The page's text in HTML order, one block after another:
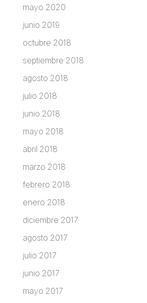
mayo 2020
junio 2019
octubre 2018
septiembre 2018
agosto 2018
julio 2018
junio 2018
mayo 2018
abril 2018
marzo 2018
febrero 2018
enero 2018
diciembre 2017
agosto 2017
julio 2017
junio 2017
mayo 2017